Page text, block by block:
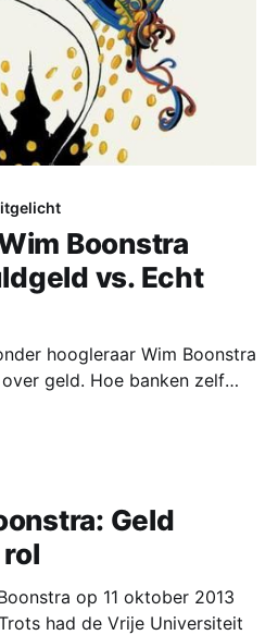
Boonstra
vs. Echt
hoogleraar Wim Boonstra
geld. Hoe banken zelf
inzicht in hoe bankiers
Geld
op 11 oktober 2013
had de Vrije Universiteit